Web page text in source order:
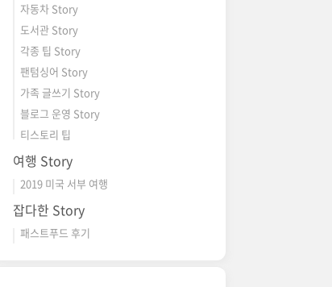
자동차 Story
도서관 Story
각종 팁 Story
팬텀싱어 Story
가족 글쓰기 Story
블로그 운영 Story
티스토리 팁
여행 Story
2019 미국 서부 여행
잡다한 Story
패스트푸드 후기